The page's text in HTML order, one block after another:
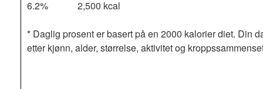
6.2%
2,500 kcal
* Daglig prosent er basert på en 2000 kalorier diet. Din
etter kjønn, alder, størrelse, aktivitet og